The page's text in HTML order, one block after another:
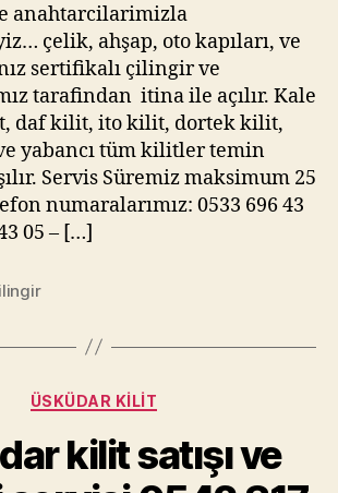
anahtarcilarimizla
çelik, ahşap, oto kapıları, ve
sertifikalı çilingir ve
tarafindan itina ile açılır. Kale
daf kilit, ito kilit, dortek kilit,
yabancı tüm kilitler temin
Servis Süremiz maksimum 25
numaralarımız: 0533 696 43
05 – […]
Kategoriler
ÜSKÜDAR KILIT
kilit satışı ve